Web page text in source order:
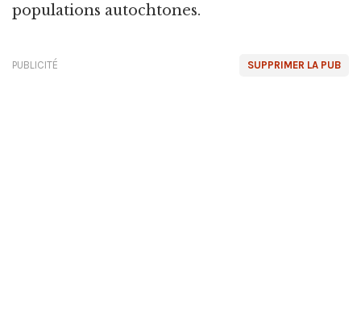
populations autochtones.
SUPPRIMER LA PUB
PUBLICITÉ